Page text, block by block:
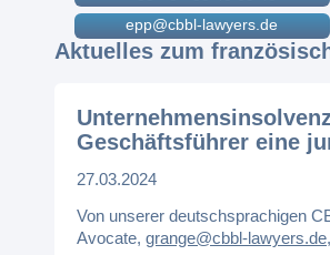
epp@cbbl-lawyers.de
Aktuelles zum
Geschäftsführer eine
27.03.2024
Von unserer deutschsprachigen
Avocate, grange@cbbl-lawyers.de,